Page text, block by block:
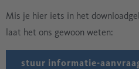
Mis je hier iets in het
laat het ons gewoon weten:
stuur informatie-